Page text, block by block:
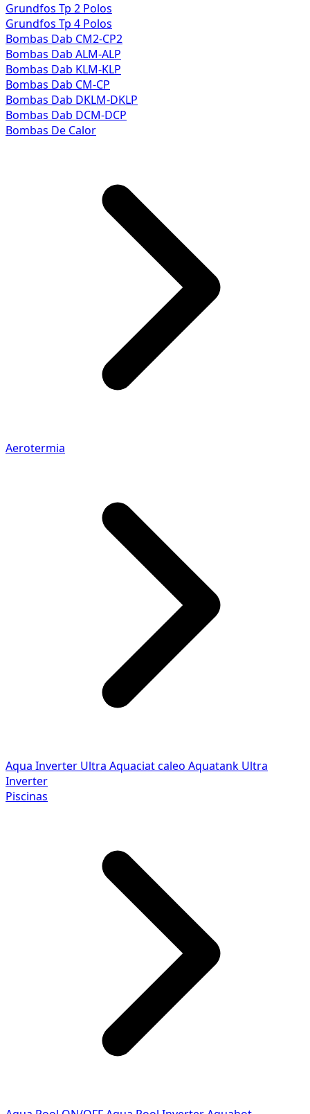
Grundfos Tp 2 Polos
Grundfos Tp 4 Polos
Bombas Dab CM2-CP2
Bombas Dab ALM-ALP
Bombas Dab KLM-KLP
Bombas Dab CM-CP
Bombas Dab DKLM-DKLP
Bombas Dab DCM-DCP
Bombas De Calor
Aerotermia
Aqua Inverter Ultra Aquaciat caleo Aquatank Ultra
Inverter
Piscinas